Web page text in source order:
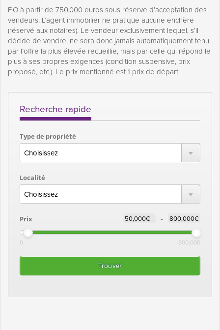
F.O à partir de 750.000 euros sous réserve d’acceptation des
vendeurs. L’agent immobilier ne pratique aucune enchère
(réservé aux notaires). Le vendeur exclusivement lequel, s’il
décide de vendre, ne sera donc jamais automatiquement tenu
par l’offre la plus élevée recueillie, mais par celle qui répond le
plus à ses propres exigences (condition suspensive, prix
proposé, etc.). Le prix mentionné est 1 prix de départ.
Recherche rapide
Type de propriété
Localité
Prix -
0 800,000